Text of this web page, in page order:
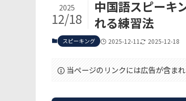
中国語スピーキ
れる練習法
2025
12/18
スピーキング 2025-12-11 2025-12-18
当ページのリンクには広告が含まれ